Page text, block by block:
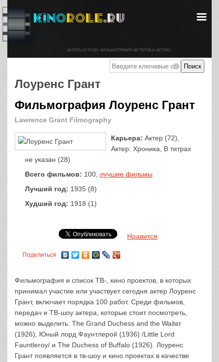
Лоуренс Грант
Фильмография Лоуренс Грант
Lawrence Grant Filmography
Карьера: Актер (72),
Актер: Хроника, В титрах
не указан (28)
Всего фильмов: 100, лучшие фильмы
Лучший год: 1935 (8)
Худший год: 1918 (1)
Нравится
Поделиться
Фильмография и список ТВ-, кино проектов, в которых
принимал участие или участвует сегодня актер Лоуренс
Грант, включает порядка 100 работ. Среди фильмов,
передач и ТВ-шоу актера, которые стоит посмотреть,
можно выделить: The Grand Duchess and the Waiter
(1926), Юный лорд Фаунтлерой (1936) /Little Lord
Fauntleroy/ и The Duchess of Buffalo (1926). Лоуренс
Грант появляется в тв-шоу и кино проектах в качестве
АКТЕРЫ И РОЛИ. ФИЛЬМОГРАФИИ АКТЕРОВ И АКТРИС.